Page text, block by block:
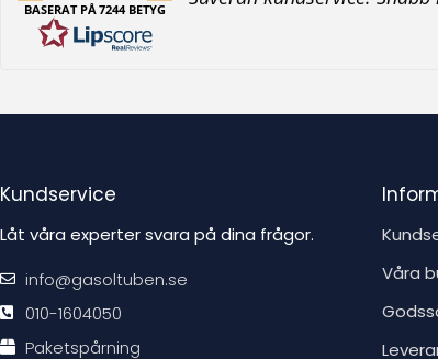
BASERAT PÅ 7244 BETYG
Kundservice
Låt våra experter svara på dina frågor.
info@gasoltuben.se
010-1604050
Paketspårning
Våra